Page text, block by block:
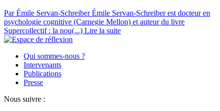
Par Émile Servan-SchreiberÉmile Servan-Schreiber est docteur en
psychologie cognitive (Carnegie Mellon) et auteur du livre
Supercollectif : la nou(...) Lire la suite
Qui sommes-nous ?
Intervenants
Publications
Presse
Nous suivre :